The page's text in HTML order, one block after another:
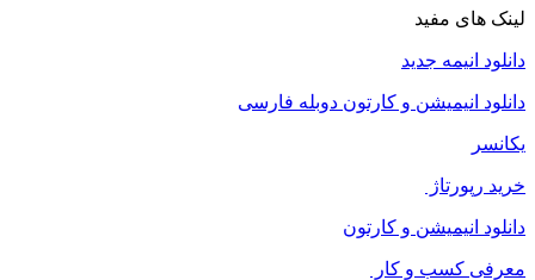
لینک های مفید
دانلود انیمه جدید
دانلود انیمیشن و کارتون دوبله فارسی
یکانسر
خرید رپورتاژ
دانلود انیمیشن و کارتون
معرفی کسب و کار